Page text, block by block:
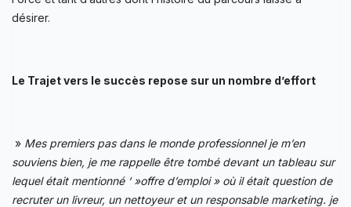
désirer.
Le Trajet vers le succès repose sur un nombre d’effort
» Mes premiers pas dans le monde professionnel je m’en
souviens bien, je me rappelle être tombé devant un tableau sur
lequel était mentionné ‘ »offre d’emploi » où il était question de
recruter un livreur, un nettoyeur et un responsable marketing. je